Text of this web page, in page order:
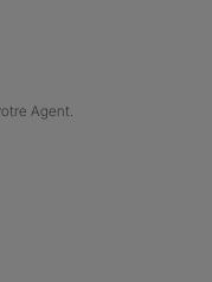
Agent.